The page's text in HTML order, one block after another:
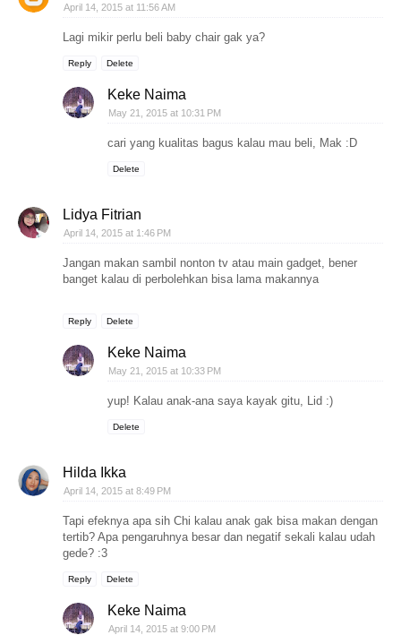
April 14, 2015 at 11:56 AM
Lagi mikir perlu beli baby chair gak ya?
Reply Delete
Keke Naima
May 21, 2015 at 10:31 PM
cari yang kualitas bagus kalau mau beli, Mak :D
Delete
Lidya Fitrian
April 14, 2015 at 1:46 PM
Jangan makan sambil nonton tv atau main gadget, bener
banget kalau di perbolehkan bisa lama makannya
Reply Delete
Keke Naima
May 21, 2015 at 10:33 PM
yup! Kalau anak-ana saya kayak gitu, Lid :)
Delete
Hilda Ikka
April 14, 2015 at 8:49 PM
Tapi efeknya apa sih Chi kalau anak gak bisa makan dengan
tertib? Apa pengaruhnya besar dan negatif sekali kalau udah
gede? :3
Reply Delete
Keke Naima
April 14, 2015 at 9:00 PM